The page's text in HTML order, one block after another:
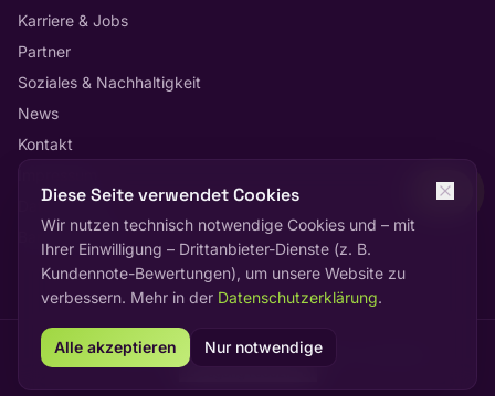
Karriere & Jobs
Partner
Soziales & Nachhaltigkeit
News
Kontakt
Datenschutz
Barrierefreiheit
©2026Deltatec Computer GmbH. Alle Rechte vorbehalten.
Bewegung reduzieren
Diese Seite verwendet Cookies
Wir nutzen technisch notwendige Cookies und – mit
Ihrer Einwilligung – Drittanbieter-Dienste (z. B.
Kundennote-Bewertungen), um unsere Website zu
verbessern. Mehr in der Datenschutzerklärung.
Alle akzeptieren Nur notwendige